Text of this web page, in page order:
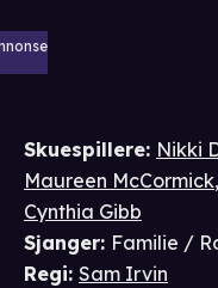
Skuespillere: Nikki
Maureen McCormick,
Cynthia Gibb
Sjanger: Familie /
Regi: Sam Irvin